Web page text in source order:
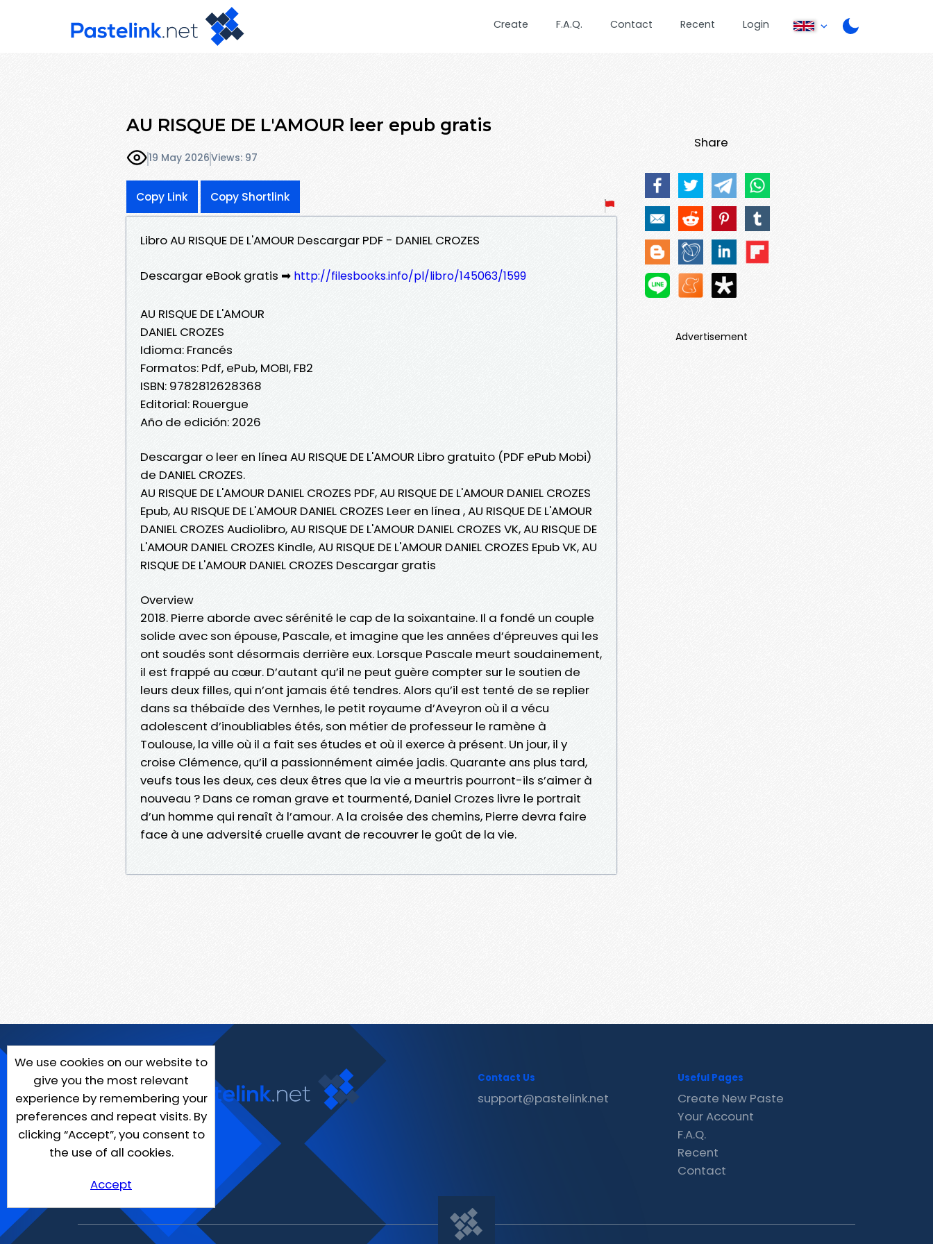
Create F.A.Q. Contact Recent Login
AU RISQUE DE L'AMOUR leer epub gratis
19 May 2026Views: 97
Copy Link Copy Shortlink
Libro AU RISQUE DE L'AMOUR Descargar PDF - DANIEL CROZES
Descargar eBook gratis ➡ http://filesbooks.info/pl/libro/145063/1599
AU RISQUE DE L'AMOUR
DANIEL CROZES
Idioma: Francés
Formatos: Pdf, ePub, MOBI, FB2
ISBN: 9782812628368
Editorial: Rouergue
Año de edición: 2026
Descargar o leer en línea AU RISQUE DE L'AMOUR Libro gratuito (PDF ePub Mobi)
de DANIEL CROZES.
AU RISQUE DE L'AMOUR DANIEL CROZES PDF, AU RISQUE DE L'AMOUR DANIEL CROZES
Epub, AU RISQUE DE L'AMOUR DANIEL CROZES Leer en línea , AU RISQUE DE L'AMOUR
DANIEL CROZES Audiolibro, AU RISQUE DE L'AMOUR DANIEL CROZES VK, AU RISQUE DE
L'AMOUR DANIEL CROZES Kindle, AU RISQUE DE L'AMOUR DANIEL CROZES Epub VK, AU
RISQUE DE L'AMOUR DANIEL CROZES Descargar gratis
Overview
2018. Pierre aborde avec sérénité le cap de la soixantaine. Il a fondé un couple
solide avec son épouse, Pascale, et imagine que les années d’épreuves qui les
ont soudés sont désormais derrière eux. Lorsque Pascale meurt soudainement,
il est frappé au cœur. D’autant qu’il ne peut guère compter sur le soutien de
leurs deux filles, qui n’ont jamais été tendres. Alors qu’il est tenté de se replier
dans sa thébaïde des Vernhes, le petit royaume d’Aveyron où il a vécu
adolescent d’inoubliables étés, son métier de professeur le ramène à
Toulouse, la ville où il a fait ses études et où il exerce à présent. Un jour, il y
croise Clémence, qu’il a passionnément aimée jadis. Quarante ans plus tard,
veufs tous les deux, ces deux êtres que la vie a meurtris pourront-ils s’aimer à
nouveau ? Dans ce roman grave et tourmenté, Daniel Crozes livre le portrait
d’un homme qui renaît à l’amour. A la croisée des chemins, Pierre devra faire
face à une adversité cruelle avant de recouvrer le goût de la vie.
Share
Advertisement
We use cookies on our website to
give you the most relevant
experience by remembering your
preferences and repeat visits. By
clicking “Accept”, you consent to
the use of all cookies.
Accept
Contact Us
support@pastelink.net
Useful Pages
Create New Paste
Your Account
F.A.Q.
Recent
Contact